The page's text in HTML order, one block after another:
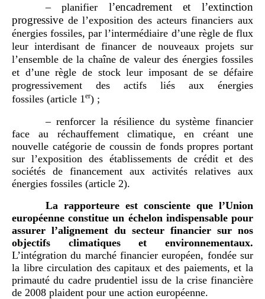
–
planifier l’encadrement et l’extinction
progressive de l’exposition des acteurs financiers aux
énergies fossiles, par l’intermédiaire d’une règle de flux
leur interdisant de financer de nouveaux projets sur
l’ensemble de la chaîne de valeur des énergies fossiles
et d’une règle de stock leur imposant de se défaire
progressivement des actifs liés aux énergies
fossiles (article 1er) ;
– renforcer la résilience du système financier
face au réchauffement climatique, en créant une
nouvelle catégorie de coussin de fonds propres portant
sur l’exposition des établissements de crédit et des
sociétés de financement aux activités relatives aux
énergies fossiles (article 2).
La rapporteure est consciente que l’Union
européenne constitue un échelon indispensable pour
assurer l’alignement du secteur financier sur nos
objectifs climatiques et environnementaux.
L’intégration du marché financier européen, fondée sur
la libre circulation des capitaux et des paiements, et la
primauté du cadre prudentiel issu de la crise financière
de 2008 plaident pour une action européenne.